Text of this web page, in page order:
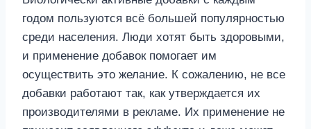
годом пользуются всё большей популярностью
среди населения. Люди хотят быть здоровыми,
и применение добавок помогает им
осуществить это желание. К сожалению, не все
добавки работают так, как утверждается их
производителями в рекламе. Их применение не